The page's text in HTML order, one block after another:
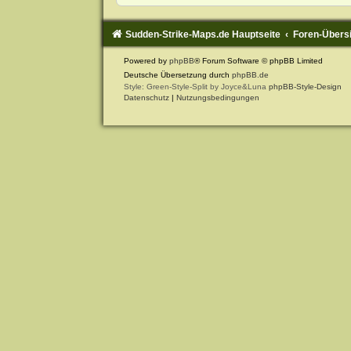
Sudden-Strike-Maps.de Hauptseite Foren-
Powered by phpBB® Forum Software © phpBB Limited
Deutsche Übersetzung durch phpBB.de
Style: Green-Style-Split by Joyce&Luna phpBB-Style-Design
Datenschutz | Nutzungsbedingungen